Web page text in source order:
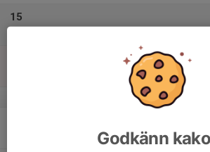
15
v.34
Godkänn